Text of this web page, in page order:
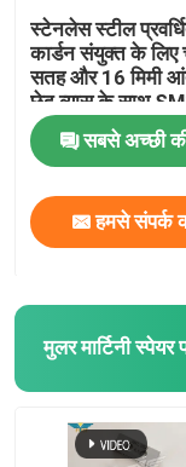
स्टेनलेस स्टील
कार्डन संयुक्त के लिए
सतह और 16 मिमी
छेद व्यास के साथ
प्रिंटिंग मशीन
सबसे अच्छी
हमसे संपर्क
मुलर मार्टिनी स्पेयर